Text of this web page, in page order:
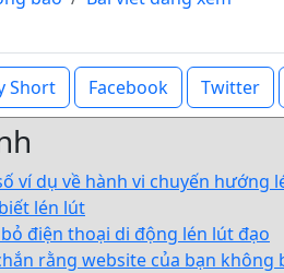
Short Facebook Twitter
ví dụ về hành vi chuyến hướng
lén lút
điện thoại di động lén lút đạo
rằng website của bạn không